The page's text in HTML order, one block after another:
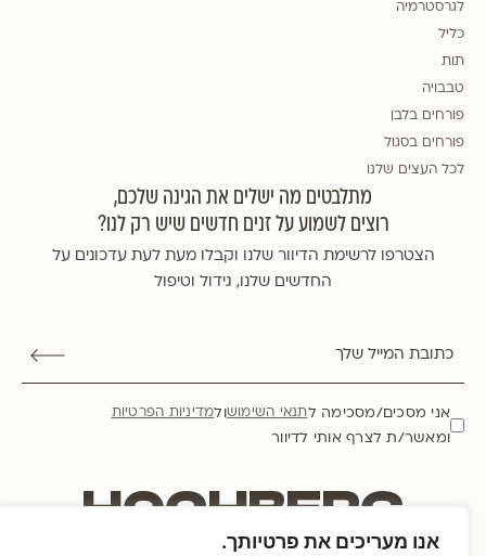
אנו מעריכים את פרטיותך.
לגרסטרמיה
כליל
תות
טבבויה
פורחים בלבן
פורחים בסגול
לכל העצים שלנו
מתלבטים מה ישלים את הגינה שלכם,
רוצים לשמוע על זנים חדשים שיש רק לנו?
הצטרפו לרשימת הדיוור שלנו וקבלו מעת לעת עדכונים על
החדשים שלנו, גידול וטיפול
אני מסכים/מסכימה לתנאי השימושולמדיניות הפרטיות
ומאשר/ת לצרף אותי לדיוור
HOCHBERG